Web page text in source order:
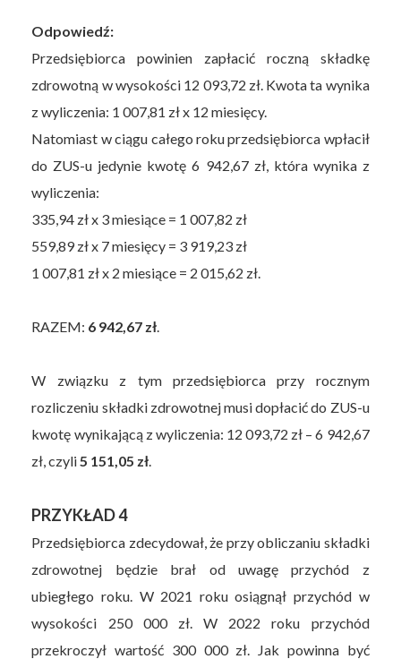
Odpowiedź:
Przedsiębiorca powinien zapłacić roczną składkę
zdrowotną w wysokości 12 093,72 zł. Kwota ta wynika
z wyliczenia: 1 007,81 zł x 12 miesięcy.
Natomiast w ciągu całego roku przedsiębiorca wpłacił
do ZUS-u jedynie kwotę 6 942,67 zł, która wynika z
wyliczenia:
335,94 zł x 3 miesiące = 1 007,82 zł
559,89 zł x 7 miesięcy = 3 919,23 zł
1 007,81 zł x 2 miesiące = 2 015,62 zł.
RAZEM: 6 942,67 zł
W związku z tym przedsiębiorca przy rocznym
rozliczeniu składki zdrowotnej musi dopłacić do ZUS-u
kwotę wynikającą z wyliczenia: 12 093,72 zł – 6 942,67
zł, czyli 5 151,05 zł
PRZYKŁAD 4
Przedsiębiorca zdecydował, że przy obliczaniu składki
zdrowotnej będzie brał od uwagę przychód z
ubiegłego roku. W 2021 roku osiągnął przychód w
wysokości 250 000 zł. W 2022 roku przychód
przekroczył wartość 300 000 zł. Jak powinna być